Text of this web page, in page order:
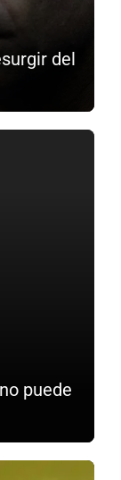
del
puede